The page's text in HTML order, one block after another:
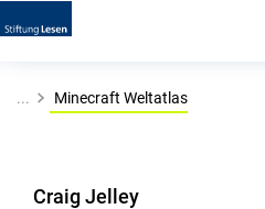
... Minecraft Weltatlas
Craig Jelley